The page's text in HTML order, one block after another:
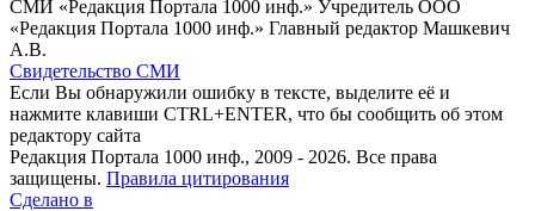
СМИ «Редакция Портала 1000 инф.» Учредитель ООО
«Редакция Портала 1000 инф.» Главный редактор Машкевич
А.В.
Свидетельство СМИ
Если Вы обнаружили ошибку в тексте, выделите её и
нажмите клавиши CTRL+ENTER, что бы сообщить об этом
редактору сайта
Редакция Портала 1000 инф., 2009 - 2026. Все права
защищены. Правила цитирования
Сделано в